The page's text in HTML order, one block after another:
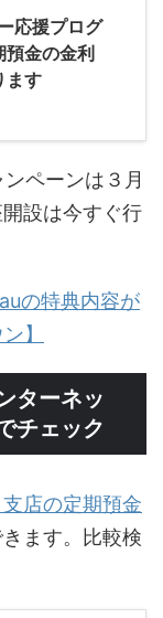
応援プログ
預金の金利
ます
ペーンは３月
設は今すぐ行
の特典内容が
】
ターネッ
チェック
店の定期預金
ます。比較検